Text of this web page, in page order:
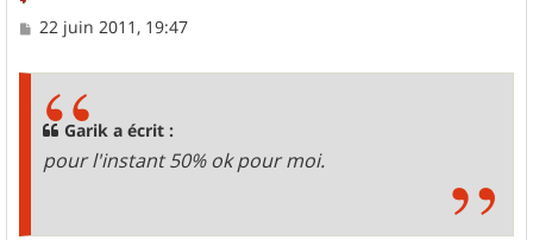
M
22 juin 2011, 19:47
Garik a écrit :
pour l'instant 50% ok pour moi.